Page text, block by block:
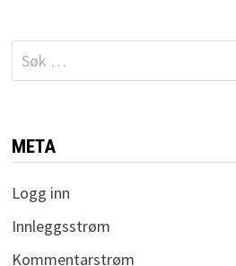
Søk
etter:
META
Logg inn
Innleggsstrøm
Kommentarstrøm